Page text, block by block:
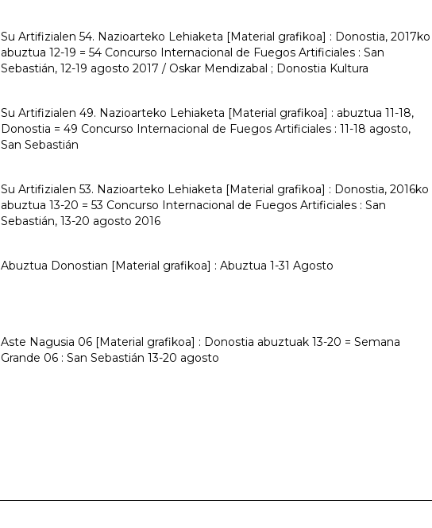
Su Artifizialen 54. Nazioarteko Lehiaketa [Material grafikoa] : Donostia, 2017ko
abuztua 12-19 = 54 Concurso Internacional de Fuegos Artificiales : San
Sebastián, 12-19 agosto 2017 / Oskar Mendizabal ; Donostia Kultura
Su Artifizialen 49. Nazioarteko Lehiaketa [Material grafikoa] : abuztua 11-18,
Donostia = 49 Concurso Internacional de Fuegos Artificiales : 11-18 agosto,
San Sebastián
Su Artifizialen 53. Nazioarteko Lehiaketa [Material grafikoa] : Donostia, 2016ko
abuztua 13-20 = 53 Concurso Internacional de Fuegos Artificiales : San
Sebastián, 13-20 agosto 2016
Abuztua Donostian [Material grafikoa] : Abuztua 1-31 Agosto
Aste Nagusia 06 [Material grafikoa] : Donostia abuztuak 13-20 = Semana
Grande 06 : San Sebastián 13-20 agosto